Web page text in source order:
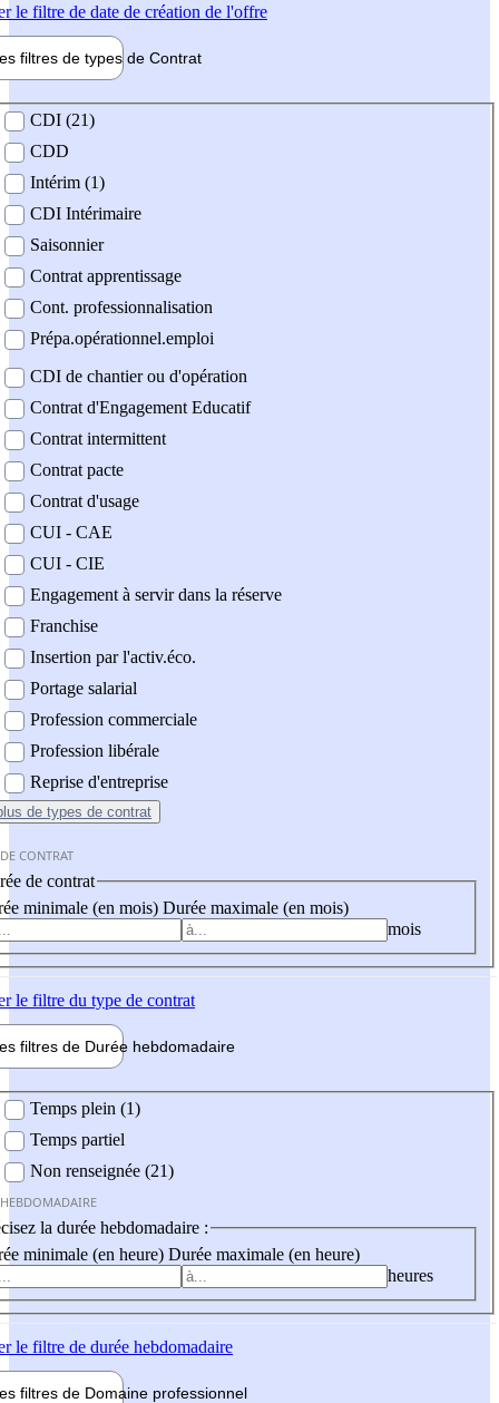
le filtre de date de création de l'offre
filtres de types de Contrat
contrat
CDI (21)
CDD
Intérim (1)
CDI Intérimaire
Saisonnier
Contrat apprentissage
Cont. professionnalisation
Prépa.opérationnel.emploi
CDI de chantier ou d'opération
Contrat d'Engagement Educatif
Contrat intermittent
Contrat pacte
Contrat d'usage
CUI - CAE
CUI - CIE
Engagement à servir dans la réserve
Franchise
Insertion par l'activ.éco.
Portage salarial
Profession commerciale
Profession libérale
Reprise d'entreprise
de types de contrat
CONTRAT
de contrat
minimale (en mois) Durée maximale (en mois)
mois
le filtre du type de contrat
filtres de Durée hebdomadaire
Temps plein (1)
Temps partiel
Non renseignée (21)
la durée hebdomadaire :
minimale (en heure) Durée maximale (en heure)
heures
le filtre de durée hebdomadaire
filtres de Domaine professionnel